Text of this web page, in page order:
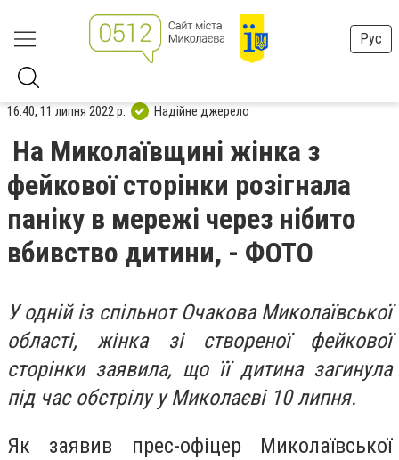
Рус
16:40, 11 липня 2022 р. Надійне джерело
На Миколаївщині жінка з
фейкової сторінки розігнала
паніку в мережі через нібито
вбивство дитини, - ФОТО
У одній із спільнот Очакова Миколаївської
області, жінка зі створеної фейкової
сторінки заявила, що її дитина загинула
під час обстрілу у Миколаєві 10 липня.
Як заявив прес-офіцер Миколаївської